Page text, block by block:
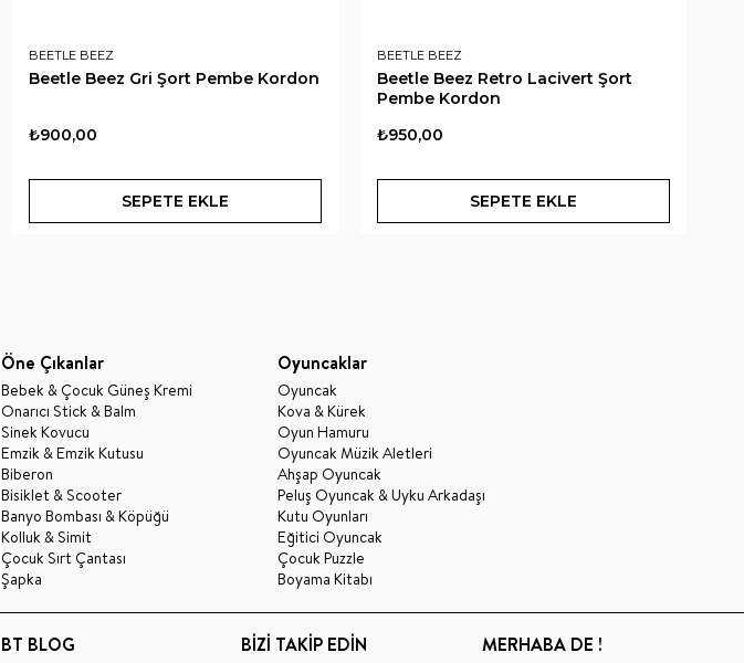
BEETLE BEEZ
Beetle Beez Gri Şort Pembe Kordon
₺900,00
SEPETE EKLE
BEETLE BEEZ
Beetle Beez Retro Lacivert Şort
Pembe Kordon
₺950,00
SEPETE EKLE
Öne Çıkanlar
Bebek & Çocuk Güneş Kremi
Onarıcı Stick & Balm
Sinek Kovucu
Emzik & Emzik Kutusu
Biberon
Bisiklet & Scooter
Banyo Bombası & Köpüğü
Kolluk & Simit
Çocuk Sırt Çantası
Şapka
Oyuncaklar
Oyuncak
Kova & Kürek
Oyun Hamuru
Oyuncak Müzik Aletleri
Ahşap Oyuncak
Peluş Oyuncak & Uyku Arkadaşı
Kutu Oyunları
Eğitici Oyuncak
Çocuk Puzzle
Boyama Kitabı
BT BLOG BİZİ TAKİP EDİN MERHABA DE !